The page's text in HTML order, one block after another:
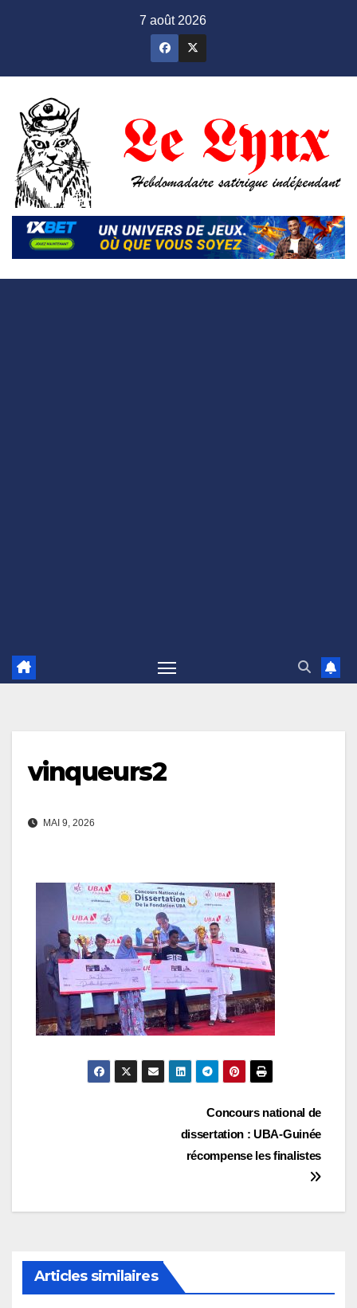
7 août 2026
vinqueurs2
MAI 9, 2026
Concours national de
dissertation : UBA-Guinée
récompense les finalistes
Articles similaires